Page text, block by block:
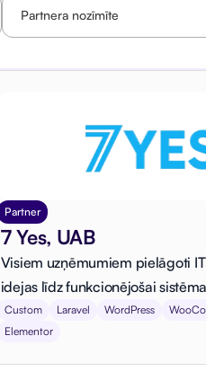
Partner
7 Yes, UAB
Visiem uzņēmumiem pielāgoti
idejas līdz funkcionējošai
Custom Laravel WordPress
Elementor